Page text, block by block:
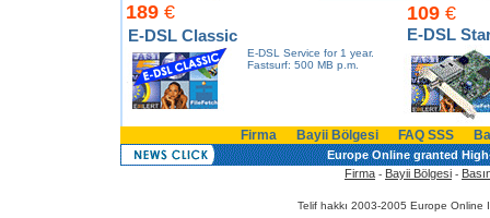
189 €
E-DSL Classic
E-DSL Service for 1 year.
Fastsurf: 500 MB p.m.
109 €
E-DSL
Firma Bayii Bölgesi FAQ SSS
Europe Online granted
Firma - Bayii Bölgesi -
Telif hakkı 2003-2005 Europe Online